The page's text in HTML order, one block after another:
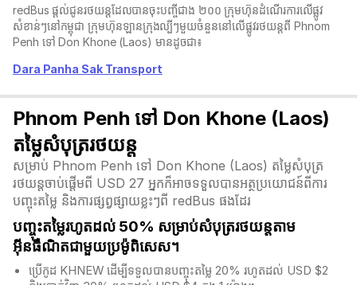
redBus ផ្តល់ជូនរថយន្តដែលបានចុះបញ្ចីជាង ២០០ ក្រុមហ៊ុនដំណើរការលើផ្លូវ
សំខាន់ៗនៅកម្ពុជា ក្រុមហ៊ុនឡានក្រុង​ល្បីៗមួយចំនួននៅលើផ្លូវរថយន្តពី Phnom
Penh ទៅ Don Khone (Laos) មានដូចជា៖
Dara Panha Sak Transport
Phnom Penh ទៅ Don Khone (Laos)
តម្លៃសំបុត្ររថយន្ត
សម្រាប់ Phnom Penh ទៅ Don Khone (Laos) តម្លៃសំបុត្រ
រថយន្តចាប់ផ្តើមពី USD 27 អ្នកក៏អាចទទួលបានអត្ថប្រយោជន៍ពីការ
បញ្ចុះតម្លៃ និងការផ្សព្វផ្សាយខ្លះៗពី redBus ផងដែរ
បញ្ចុះតម្លៃរហូតដល់ 50% សម្រាប់សំបុត្ររថយន្តតាម
អ៊ីនធឺណិតជាមួយប្រម៉ូពិសេស។
ប្រើកូដ KHNEW ដើម្បីទទួលបានបញ្ចុះតម្លៃ 20% រហូតដល់ USD $2